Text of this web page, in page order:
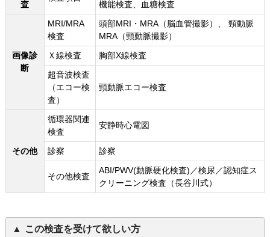
査 機能検査、血糖検査
画像診
断
MRI/MRA
検査
頭部MRI・MRA（脳血管撮影）、 頸動脈
MRA（頸動脈撮影）
Ｘ線検査
胸部X線検査
超音波検査
（エコー検
査）
頸動脈エコー検査
その他
循環器関連
検査
安静時心電図
診察 診察
その他検査
ABI/PWV(動脈硬化検査)／検尿／認知症ス
クリーニング検査（長谷川式）
この検査を受けて欲しい方